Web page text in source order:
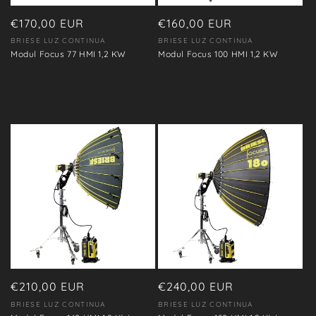
Precio
habitual
€170,00 EUR
Proveedor:
BRIESE LUZ CONTINUA
Modul Focus 77 HMI 1,2 KW
Precio
habitual
€160,00 EUR
Proveedor:
BRIESE LUZ CONTINUA
Modul Focus 100 HMI 1,2 KW
Precio
habitual
€210,00 EUR
Proveedor:
BRIESE LUZ CONTINUA
Precio
habitual
€240,00 EUR
Proveedor:
BRIESE LUZ CONTINUA